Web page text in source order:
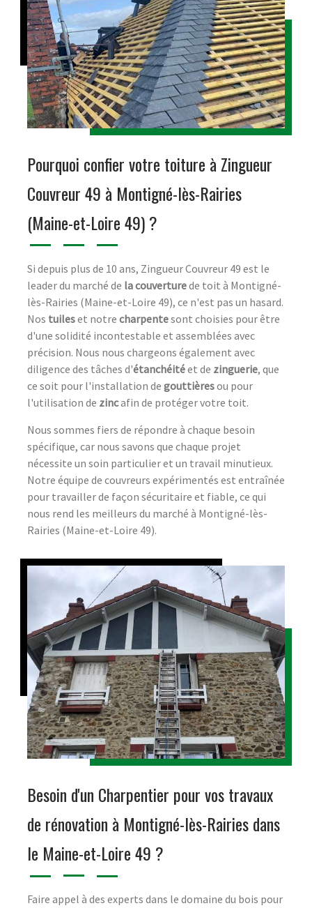
Pourquoi confier votre toiture à Zingueur
Couvreur 49 à Montigné-lès-Rairies
(Maine-et-Loire 49) ?
Si depuis plus de 10 ans, Zingueur Couvreur 49 est le
leader du marché de la couverturede toit à Montigné-
lès-Rairies (Maine-et-Loire 49), ce n'est pas un hasard.
Nos tuileset notre charpentesont choisies pour être
d'une solidité incontestable et assemblées avec
précision. Nous nous chargeons également avec
diligence des tâches d'étanchéitéet de zinguerie, que
ce soit pour l'installation de gouttièresou pour
l'utilisation de zincafin de protéger votre toit.
Nous sommes fiers de répondre à chaque besoin
spécifique, car nous savons que chaque projet
nécessite un soin particulier et un travail minutieux.
Notre équipe de couvreurs expérimentés est entraînée
pour travailler de façon sécuritaire et fiable, ce qui
nous rend les meilleurs du marché à Montigné-lès-
Rairies (Maine-et-Loire 49).
Besoin d'un Charpentier pour vos travaux
de rénovation à Montigné-lès-Rairies dans
le Maine-et-Loire 49 ?
Faire appel à des experts dans le domaine du bois pour